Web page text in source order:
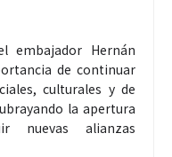
embajador Hernán
de continuar
culturales y de
la apertura
nuevas alianzas